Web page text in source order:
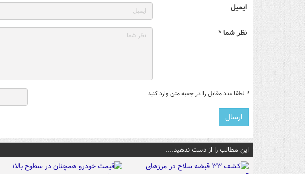
ایمیل
نظر شما *
* لطفا عدد مقابل را در جعبه متن وارد کنید
این مطالب را از دست ندهید....